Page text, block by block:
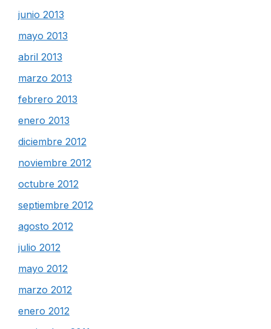
junio 2013
mayo 2013
abril 2013
marzo 2013
febrero 2013
enero 2013
diciembre 2012
noviembre 2012
octubre 2012
septiembre 2012
agosto 2012
julio 2012
mayo 2012
marzo 2012
enero 2012